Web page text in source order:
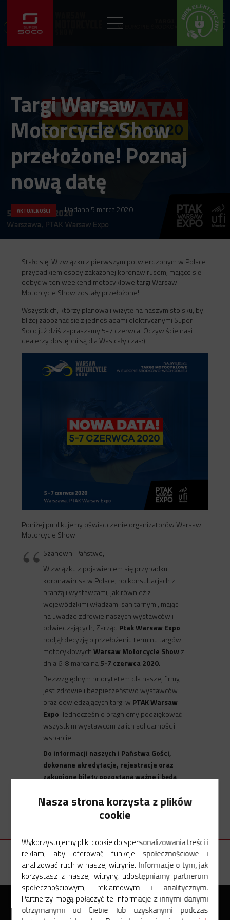
Targi Warsaw
Motorcycle Show
przełożone! Poznaj
nową datę
AKTUALNOŚCI Dodano 5 marca 2020
Stało się! W związku z pierwszym potwierdzonym w Polsce
przypadkiem osoby zakażonej koronawirusem, mające się
odbyć w ten weekend motocyklowe targi Warsaw
Motorcycle Show zostały przełożone!
Wszystkich, którzy planowali wizytę na naszym stoisku, by
bliżej zapoznać się z jednośladami elektrycznymi Super
Soco już dziś zapraszamy 5-7 czerwca! Oczywiście nasi
dealerzy dostępni są dla Was cały czas:)
Poniżej publikujemy oświadczenie organizatorów Warsaw
Motorcycle Show:
Szanowni Państwo,
W związku z pojawieniem się przypadku
koronawirusa w Polsce, po konsultacjach z
branżą i wystawcami, jak również z
wojewódzkimi władzami sanitarnymi, mając
na uwadze zdrowie naszych wystawców i
odwiedzających, Zarząd Ptak Warsaw Expo
podjął decyzję o przełożeniu terminu targów
motocyklowychWarsaw Motorcycle Showz
dnia 6-8 marca na5-7 czerwca 2020.
Bezwzględnym priorytetem dla naszej firmy,
jest zdrowie i bezpieczeństwo wystawców
oraz odwiedzających targi w PTAK Warsaw
Expo. Jednocześnie pragniemy podziękować
wszystkim wystawcom za ich solidarnośc i
wsparcie.
Do informacji naszych i Państwa Gości,
dokonane akredytacje, rejestracje oraz
zakupione bilety pozostaną ważne i będą
2020!
Ptak Warsaw Expo
Nasza strona korzysta z plików
cookie
Wykorzystujemy pliki cookie do spersonalizowania treści i
reklam, aby oferować funkcje społecznościowe i
analizować ruch w naszej witrynie. Informacje o tym, jak
korzystasz z naszej witryny, udostępniamy partnerom
społecznościowym, reklamowym i analitycznym.
Partnerzy mogą połączyć te informacje z innymi danymi
otrzymanymi od Ciebie lub uzyskanymi podczas